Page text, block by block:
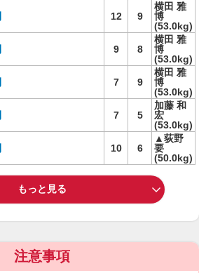
12 9
横田 雅
博
(53.0kg)
9 8
横田 雅
博
(53.0kg)
7 9
横田 雅
博
(53.0kg)
7 5
加藤 和
宏
(53.0kg)
10 6
▲荻野
要
(50.0kg)
もっと見る
注意事項